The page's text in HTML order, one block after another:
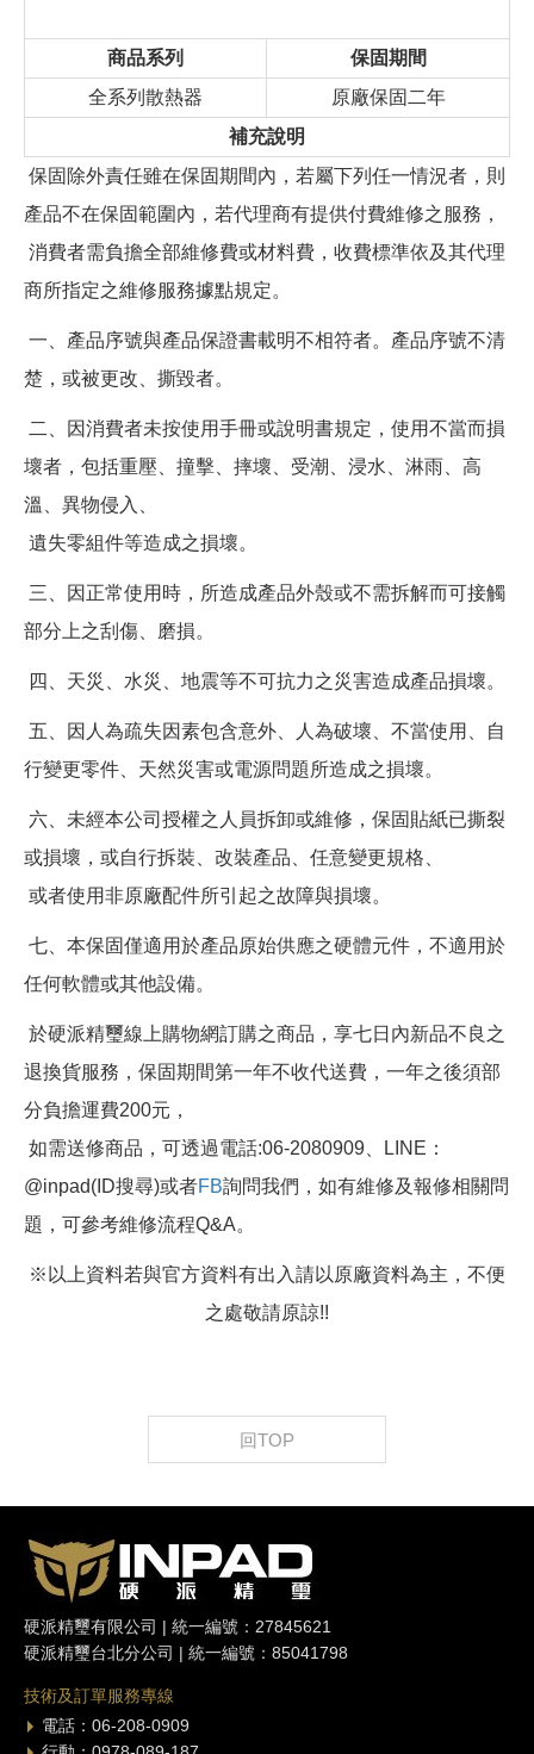
商品系列
保固期間
全系列散熱器
原廠保固二年
補充說明
保固除外責任雖在保固期間內，若屬下列任一情況者，則
產品不在保固範圍內，若代理商有提供付費維修之服務，
消費者需負擔全部維修費或材料費，收費標準依及其代理
商所指定之維修服務據點規定。
一、產品序號與產品保證書載明不相符者。產品序號不清
楚，或被更改、撕毀者。
二、因消費者未按使用手冊或說明書規定，使用不當而損
壞者，包括重壓、撞擊、摔壞、受潮、浸水、淋雨、高
溫、異物侵入、
遺失零組件等造成之損壞。
三、因正常使用時，所造成產品外殼或不需拆解而可接觸
部分上之刮傷、磨損。
四、天災、水災、地震等不可抗力之災害造成產品損壞。
五、因人為疏失因素包含意外、人為破壞、不當使用、自
行變更零件、天然災害或電源問題所造成之損壞。
六、未經本公司授權之人員拆卸或維修，保固貼紙已撕裂
或損壞，或自行拆裝、改裝產品、任意變更規格、
或者使用非原廠配件所引起之故障與損壞。
七、本保固僅適用於產品原始供應之硬體元件，不適用於
任何軟體或其他設備。
於硬派精璽線上購物網訂購之商品，享七日內新品不良之
退換貨服務，保固期間第一年不收代送費，一年之後須部
分負擔運費200元，
如需送修商品，可透過電話:06-2080909、LINE：
@inpad(ID搜尋)或者FB詢問我們，如有維修及報修相關問
題，可參考維修流程Q&A。
※以上資料若與官方資料有出入請以原廠資料為主，不便
之處敬請原諒!!
回TOP
硬派精璽有限公司 | 統一編號：27845621
硬派精璽台北分公司 | 統一編號：85041798
技術及訂單服務專線
電話：06-208-0909